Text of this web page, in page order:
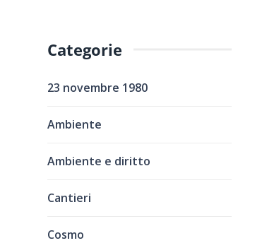
Categorie
23 novembre 1980
Ambiente
Ambiente e diritto
Cantieri
Cosmo